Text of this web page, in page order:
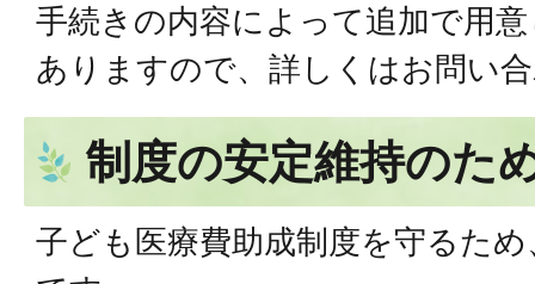
手続きの内容によって追加で用
ありますので、詳しくはお問い
制度の安定維持のた
子ども医療費助成制度を守るた